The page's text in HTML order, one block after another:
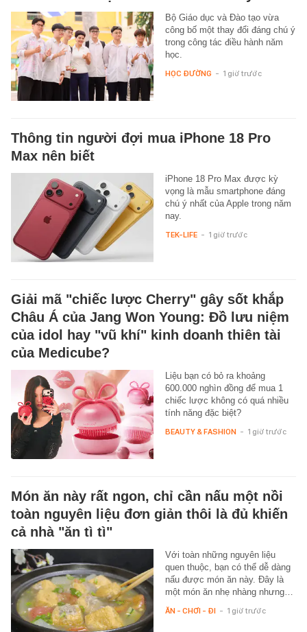
Bộ Giáo dục và Đào tạo vừa
công bố một thay đổi đáng chú ý
trong công tác điều hành năm
học.
HỌC ĐƯỜNG - 1 giờ trước
Thông tin người đợi mua iPhone 18 Pro
Max nên biết
iPhone 18 Pro Max được kỳ
vọng là mẫu smartphone đáng
chú ý nhất của Apple trong năm
nay.
TEK-LIFE - 1 giờ trước
Giải mã "chiếc lược Cherry" gây sốt khắp
Châu Á của Jang Won Young: Đồ lưu niệm
của idol hay "vũ khí" kinh doanh thiên tài
của Medicube?
Liệu bạn có bỏ ra khoảng
600.000 nghìn đồng để mua 1
chiếc lược không có quá nhiều
tính năng đặc biệt?
BEAUTY & FASHION - 1 giờ trước
Món ăn này rất ngon, chỉ cần nấu một nồi
toàn nguyên liệu đơn giản thôi là đủ khiến
cả nhà "ăn tì tì"
Với toàn những nguyên liệu
quen thuộc, bạn có thể dễ dàng
nấu được món ăn này. Đây là
một món ăn nhẹ nhàng nhưng…
ĂN - CHƠI - ĐI - 1 giờ trước